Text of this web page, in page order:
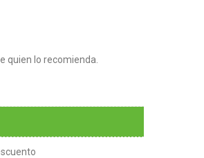
quien lo recomienda.